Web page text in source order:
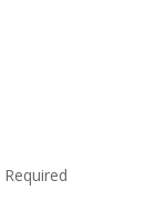
Required